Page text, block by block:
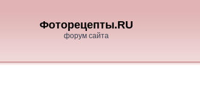
Фоторецепты.RU
форум сайта